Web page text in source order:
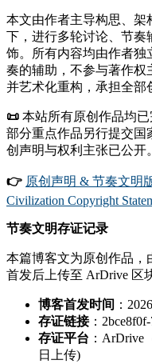
本文由作者主导构思、架
下，进行多轮讨论、节奏
饰。所有内容均由作者
奏的辅助，不参与著作权
并艺术化重构，承担全部
📜 本站所有原创作品均已
部分重点作品另行提交国
创声明与权利主张已公开
👉 原创声明 & 节奏文明
Civilization Copyright
节奏文明存证记录
本篇博客文为原创作品
首发后上传至 ArDrive 区
博客首发时间 ：
存证链接：2bce8f0f-
存证平台 ：ArDrive
日上传)